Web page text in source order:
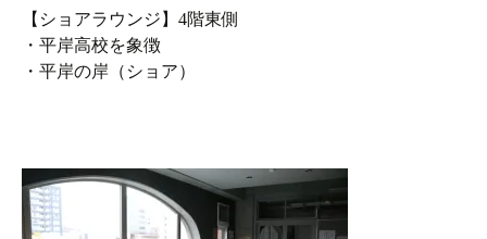
【ショアラウンジ】4階東側
・平岸高校を象徴
・平岸の岸（ショア）